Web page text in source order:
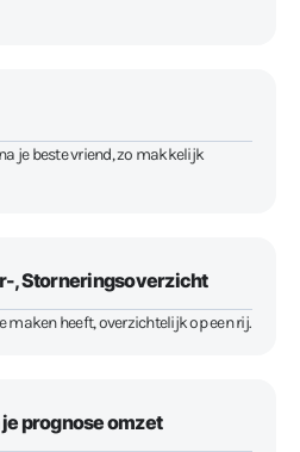
je beste vriend, zo makkelijk
, Storneringsoverzicht
maken heeft, overzichtelijk op een rij.
prognose omzet